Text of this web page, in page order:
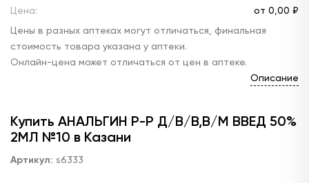
Цена: от 0, 00 ₽
Цены в разных аптеках могут отличаться, финальная
стоимость товара указана у аптеки.
Онлайн-цена может отличаться от цен в аптеке.
Описание
Купить АНАЛЬГИН Р-Р Д/В/В,В/М ВВЕД 50%
2МЛ №10 в Казани
Артикул: s6333